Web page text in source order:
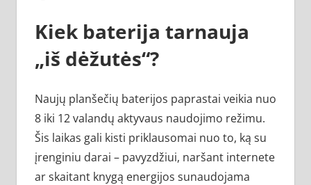
Kiek baterija tarnauja
„iš dėžutės“?
Naujų planšečių baterijos paprastai veikia nuo
8 iki 12 valandų aktyvaus naudojimo režimu.
Šis laikas gali kisti priklausomai nuo to, ką su
įrenginiu darai – pavyzdžiui, naršant internete
ar skaitant knygą energijos sunaudojama